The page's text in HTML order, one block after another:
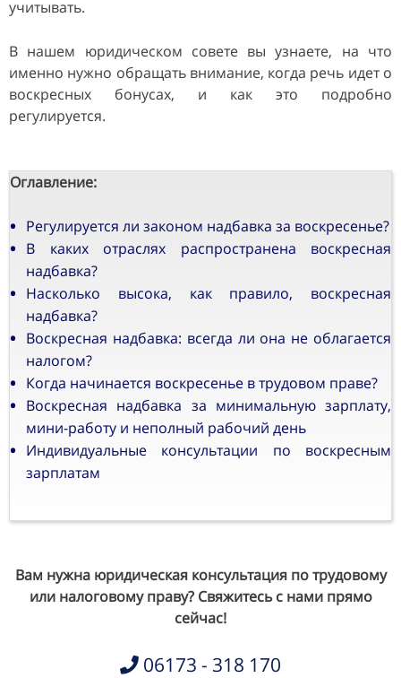
учитывать.
В нашем юридическом совете вы узнаете, на что
именно нужно обращать внимание, когда речь идет о
воскресных бонусах, и как это подробно
регулируется.
Оглавление:
Регулируется ли законом надбавка за воскресенье?
В каких отраслях распространена воскресная
надбавка?
Насколько высока, как правило, воскресная
надбавка?
Воскресная надбавка: всегда ли она не облагается
налогом?
Когда начинается воскресенье в трудовом праве?
Воскресная надбавка за минимальную зарплату,
мини-работу и неполный рабочий день
Индивидуальные консультации по воскресным
зарплатам
Вам нужна юридическая консультация по трудовому
или налоговому праву? Свяжитесь с нами прямо
сейчас!
06173 - 318 170